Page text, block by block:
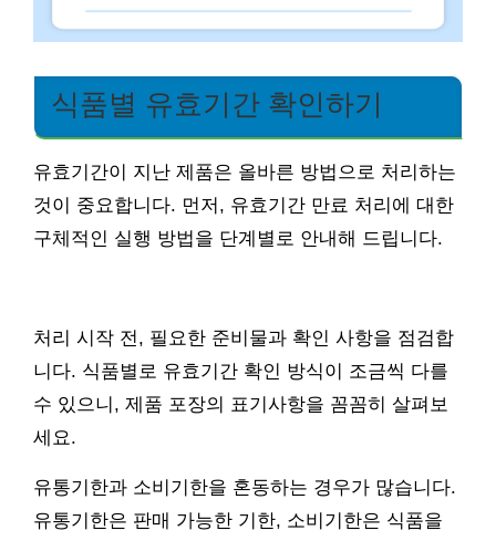
식품별 유효기간 확인하기
유효기간이 지난 제품은 올바른 방법으로 처리하는
것이 중요합니다. 먼저, 유효기간 만료 처리에 대한
구체적인 실행 방법을 단계별로 안내해 드립니다.
처리 시작 전, 필요한 준비물과 확인 사항을 점검합
니다. 식품별로 유효기간 확인 방식이 조금씩 다를
수 있으니, 제품 포장의 표기사항을 꼼꼼히 살펴보
세요.
유통기한과 소비기한을 혼동하는 경우가 많습니다.
유통기한은 판매 가능한 기한, 소비기한은 식품을